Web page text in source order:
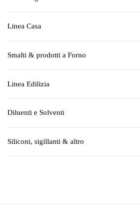
Linea Casa
Smalti & prodotti a Forno
Linea Edilizia
Diluenti e Solventi
Siliconi, sigillanti & altro